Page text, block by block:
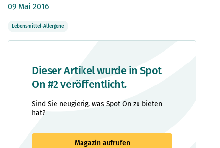
09 Mai 2016
Lebensmittel-Allergene
Dieser Artikel wurde in Spot
On #2 veröffentlicht.
Sind Sie neugierig, was Spot On zu bieten
hat?
Magazin aufrufen